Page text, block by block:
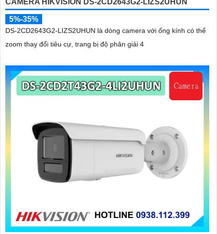
5%-35%
DS-2CD2643G2-LIZS2UHUN là dòng camera với ống kính có thể
zoom thay đổi tiêu cự, trang bị độ phân giải 4